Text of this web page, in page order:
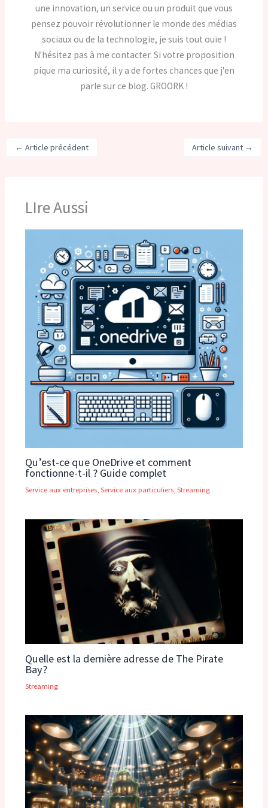
une innovation, un service ou un produit que vous
pensez pouvoir révolutionner le monde des médias
sociaux ou de la technologie, je suis tout ouïe !
N'hésitez pas à me contacter. Si votre proposition
pique ma curiosité, il y a de fortes chances que j'en
parle sur ce blog. GROORK !
← Article précédent Article suivant →
LIre Aussi
Qu’est-ce que OneDrive et comment
fonctionne-t-il ? Guide complet
Service aux entreprises, Service aux particuliers, Streaming
Quelle est la dernière adresse de The Pirate
Bay?
Streaming